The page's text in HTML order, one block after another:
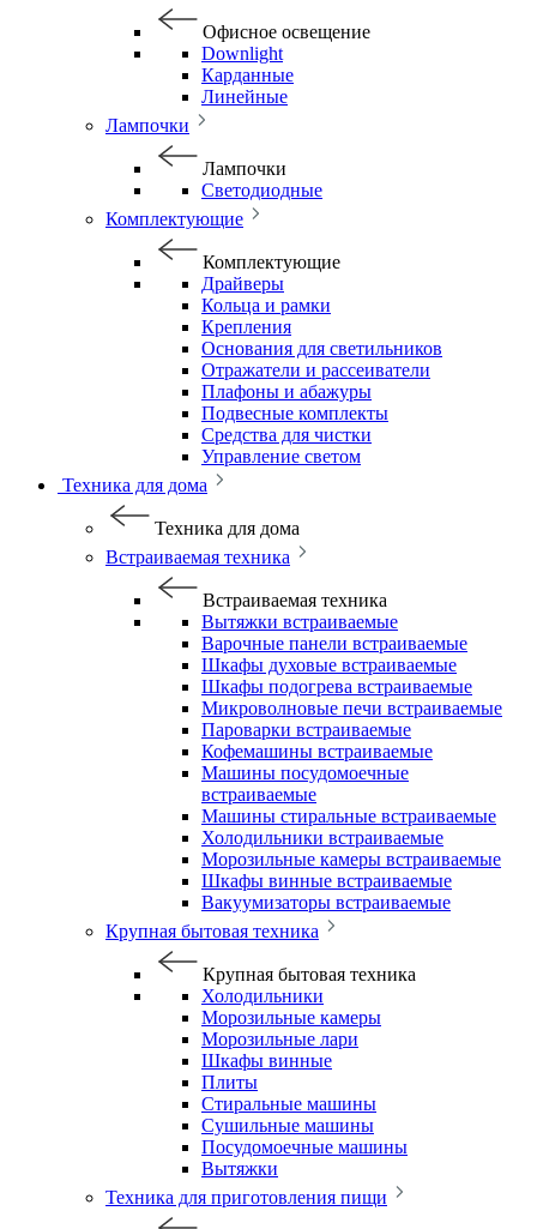
Офисное освещение
Downlight
Карданные
Линейные
Лампочки
Лампочки
Светодиодные
Комплектующие
Комплектующие
Драйверы
Кольца и рамки
Крепления
Основания для светильников
Отражатели и рассеиватели
Плафоны и абажуры
Подвесные комплекты
Средства для чистки
Управление светом
Техника для дома
Техника для дома
Встраиваемая техника
Встраиваемая техника
Вытяжки встраиваемые
Варочные панели встраиваемые
Шкафы духовые встраиваемые
Шкафы подогрева встраиваемые
Микроволновые печи встраиваемые
Пароварки встраиваемые
Кофемашины встраиваемые
Машины посудомоечные
встраиваемые
Машины стиральные встраиваемые
Холодильники встраиваемые
Морозильные камеры встраиваемые
Шкафы винные встраиваемые
Вакуумизаторы встраиваемые
Крупная бытовая техника
Крупная бытовая техника
Холодильники
Морозильные камеры
Морозильные лари
Шкафы винные
Плиты
Стиральные машины
Сушильные машины
Посудомоечные машины
Вытяжки
Техника для приготовления пищи